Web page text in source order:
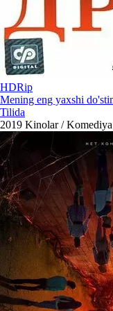
HDRip
Mening eng yaxshi
Tilida
2019 Kinolar /